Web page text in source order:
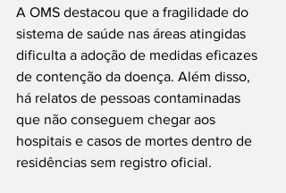
A OMS destacou que a fragilidade do
sistema de saúde nas áreas atingidas
dificulta a adoção de medidas eficazes
de contenção da doença. Além disso,
há relatos de pessoas contaminadas
que não conseguem chegar aos
hospitais e casos de mortes dentro de
residências sem registro oficial.